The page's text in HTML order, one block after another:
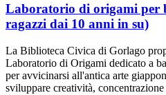
Laboratorio di origami per
ragazzi dai 10 anni in su)
La Biblioteca Civica di Gorlago
Laboratorio di Origami dedicato a
per avvicinarsi all'antica arte
sviluppare creatività,